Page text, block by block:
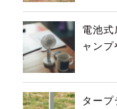
電池
ャンプ
ター